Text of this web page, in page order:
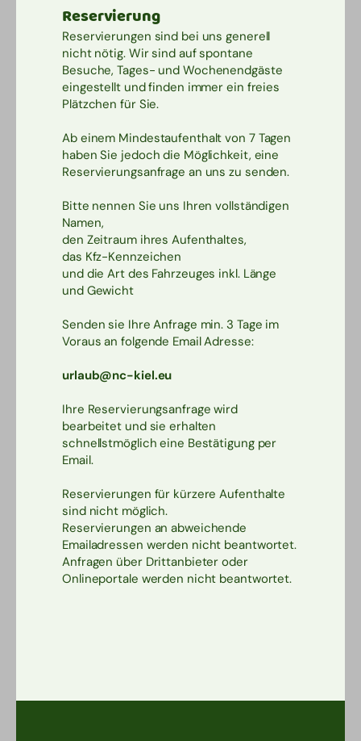
Reservierung
Reservierungen sind bei uns generell
nicht nötig. Wir sind auf spontane
Besuche, Tages- und Wochenendgäste
eingestellt und finden immer ein freies
Plätzchen für Sie.
Ab einem Mindestaufenthalt von 7 Tagen
haben Sie jedoch die Möglichkeit, eine
Reservierungsanfrage an uns zu senden.
Bitte nennen Sie uns Ihren vollständigen
Namen,
den Zeitraum ihres Aufenthaltes,
das Kfz-Kennzeichen
und die Art des Fahrzeuges inkl. Länge
und Gewicht
Senden sie Ihre Anfrage min. 3 Tage im
Voraus an folgende Email Adresse:
urlaub@nc-kiel.eu
Ihre Reservierungsanfrage wird
bearbeitet und sie erhalten
schnellstmöglich eine Bestätigung per
Email.
Reservierungen für kürzere Aufenthalte
sind nicht möglich.
Reservierungen an abweichende
Emailadressen werden nicht beantwortet.
Anfragen über Drittanbieter oder
Onlineportale werden nicht beantwortet.